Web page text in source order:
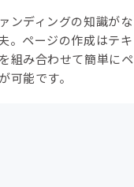
ンディングの知識がな
。ページの作成はテキ
組み合わせて簡単にペ
可能です。